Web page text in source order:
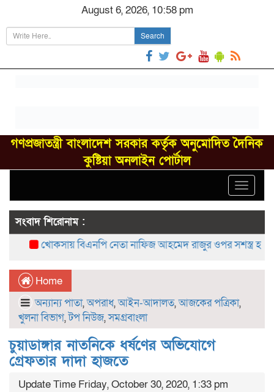
August 6, 2026, 10:58 pm
Search
গণপ্রজাতন্ত্রী বাংলাদেশ সরকার কর্তৃক অনুমোদিত দৈনিক
কুষ্টিয়া অনলাইন পোর্টাল
Toggle
সংবাদ শিরোনাম :
খোকসায় বিএনপি নেতা নাফিজ আহমেদ রাজুর ওপর সশস্ত্র
Home
অন্যান্য পাতা,অপরাধ,আইন-আদালত,আজকের পত্রিকা,
খুলনা বিভাগ,টপ নিউজ,সমগ্রবাংলা
চুয়াডাঙ্গার নাতনিকে ধর্ষণের অভিযোগে
গ্রেফতার দাদা হাজতে
Update Time Friday, October 30, 2020, 1:33 pm